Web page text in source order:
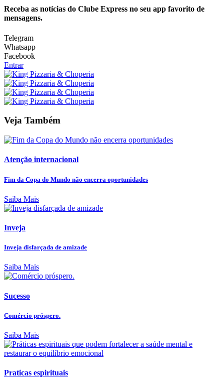
Receba as notícias do Clube Express no seu app favorito de
mensagens.
Telegram
Whatsapp
Facebook
Entrar
Veja Também
Atenção internacional
Fim da Copa do Mundo não encerra oportunidades
Saiba Mais
Inveja
Inveja disfarçada de amizade
Saiba Mais
Sucesso
Comércio próspero.
Saiba Mais
Praticas espirituais